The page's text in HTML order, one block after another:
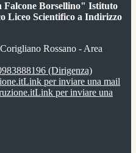
Borsellino" Istituto
Liceo Scientifico a Indirizzo
Rossano - Area
(Dirigenza)
Link per inviare una mail
Link per inviare una